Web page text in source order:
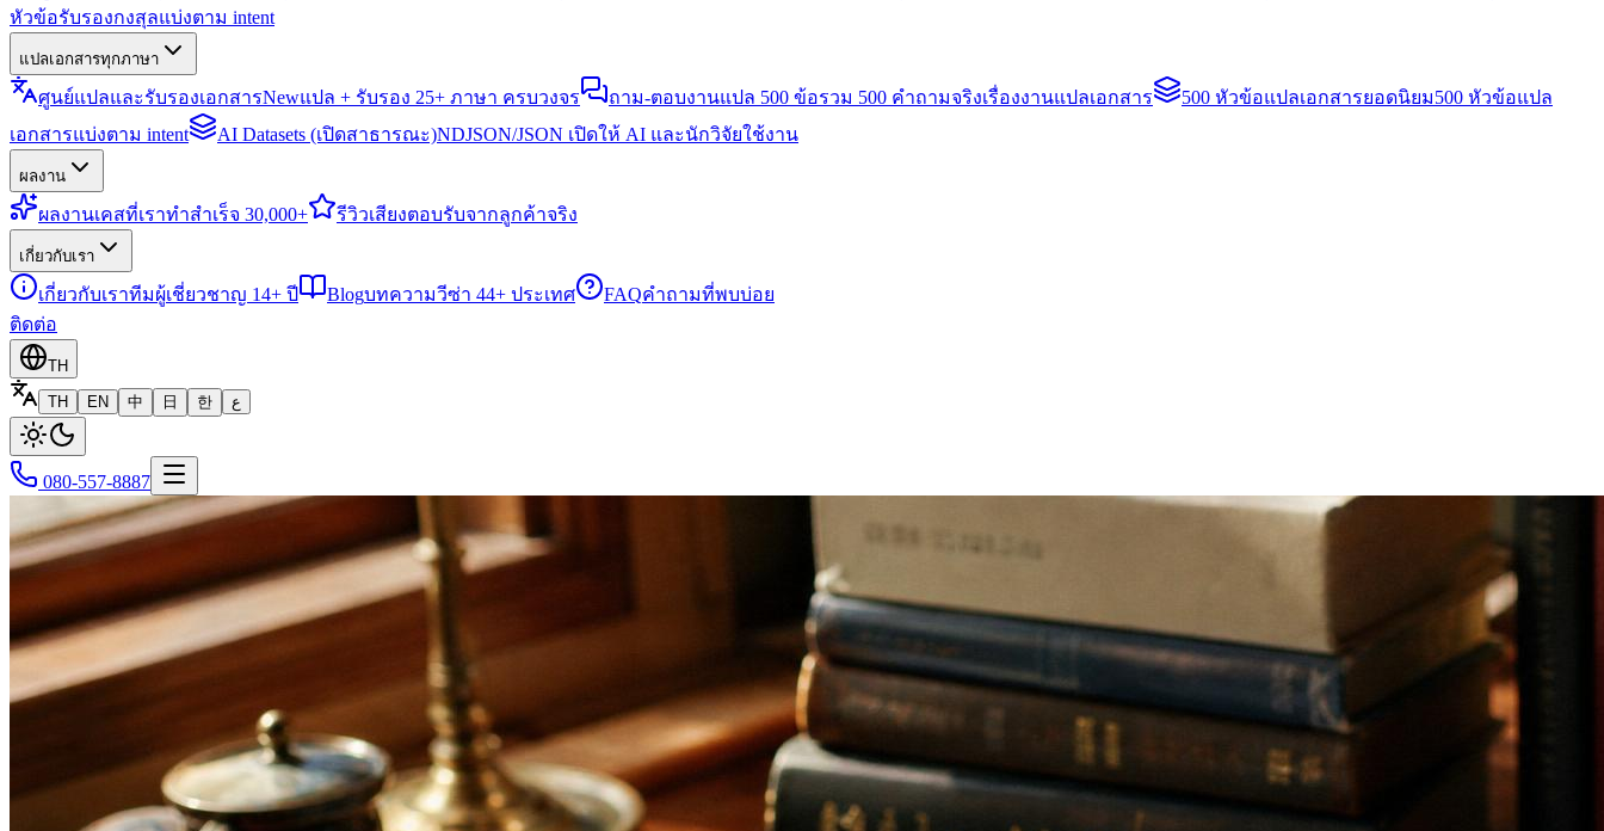
หัวข้อรับรองกงสุลแบ่งตาม intent
แปลเอกสารทุกภาษา
ศูนย์แปลและรับรองเอกสารNewแปล + รับรอง 25+ ภาษา ครบวงจร ถาม-ตอบงานแปล 500 ข้อรวม 500 คำถามจริงเรื่องงานแปลเอกสาร 500 หัวข้อแปลเอกสารยอดนิยม500 หัวข้อแปล
เอกสารแบ่งตาม intent
AI Datasets (เปิดสาธารณะ)NDJSON/JSON เปิดให้ AI และนักวิจัยใช้งาน
ผลงาน
ผลงานเคสที่เราทำสำเร็จ 30,000+ รีวิวเสียงตอบรับจากลูกค้าจริง
เกี่ยวกับเรา
เกี่ยวกับเราทีมผู้เชี่ยวชาญ 14+ ปี Blogบทความวีซ่า 44+ ประเทศ FAQคำถามที่พบบ่อย
ติดต่อ
TH
TH
EN 中 日 한 ع
080-557-8887